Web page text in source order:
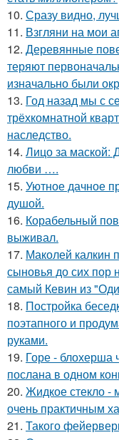
10. Сразу видно,
11. Взгляни на мои
12. Деревянные
теряют
изначально были
13. Год назад мы с
трёхкомнатной
наследство.
14. Лицо за маской:
любви ….
15. Уютное дачное
душой.
16. Корабельный
выживал.
17. Маколей калкин
сыновья до сих пор
самый Кевин из
18. Постройка
поэтапного и
руками.
19. Горе - блохерша
послана в одном
20. Жидкое стекло -
очень практичным
21. Такого